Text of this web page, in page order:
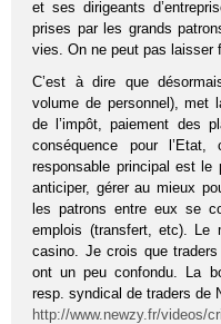
et ses dirigeants
prises par les grands
vies. On ne peut pas laisser
C’est à dire que
volume de personnel), met
de l’impôt, paiement des
conséquence pour
responsable principal est le
anticiper, gérer au mieux
les patrons entre eux se
emplois (transfert, etc). Le
casino. Je crois que
ont un peu confondu. La
resp. syndical de traders de
http://www.newzy.fr/videos/